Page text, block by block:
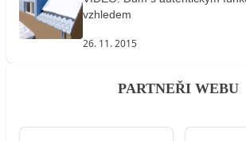
vzhledem
26. 11. 2015
PARTNEŘI WEBU